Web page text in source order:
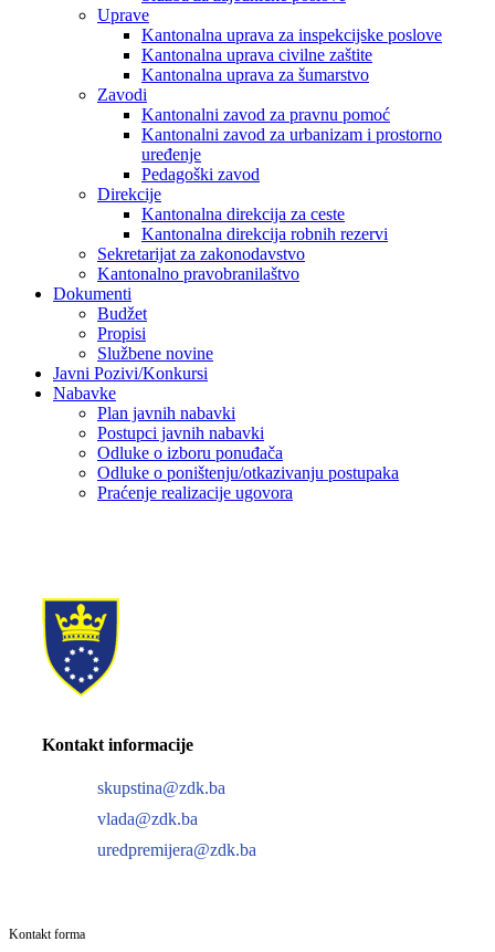
Uprave
Kantonalna uprava za inspekcijske poslove
Kantonalna uprava civilne zaštite
Kantonalna uprava za šumarstvo
Zavodi
Kantonalni zavod za pravnu pomoć
Kantonalni zavod za urbanizam i prostorno
uređenje
Pedagoški zavod
Direkcije
Kantonalna direkcija za ceste
Kantonalna direkcija robnih rezervi
Sekretarijat za zakonodavstvo
Kantonalno pravobranilaštvo
Dokumenti
Budžet
Propisi
Službene novine
Javni Pozivi/Konkursi
Nabavke
Plan javnih nabavki
Postupci javnih nabavki
Odluke o izboru ponuđača
Odluke o poništenju/otkazivanju postupaka
Praćenje realizacije ugovora
Kontakt informacije
skupstina@zdk.ba
vlada@zdk.ba
uredpremijera@zdk.ba
Kontakt forma